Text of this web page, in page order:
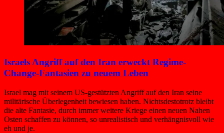
Israels Angriff auf den Iran erweckt Regime-
Change-Fantasien zu neuem Leben
Israel mag mit seinem US-gestützten Angriff auf den Iran seine
militärische Überlegenheit bewiesen haben. Nichtsdestotrotz bleibt
die alte Fantasie, durch immer weitere Kriege einen neuen Nahen
Osten schaffen zu können, so unrealistisch und verhängnisvoll wie
eh und je.